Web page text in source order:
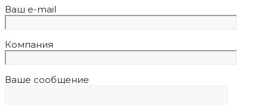
Ваш e-mail
Компания
Ваше сообщение